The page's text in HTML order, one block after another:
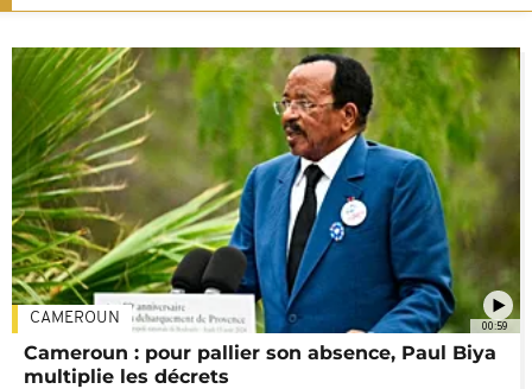
00:59
CAMEROUN
Cameroun : pour pallier son absence, Paul Biya
multiplie les décrets